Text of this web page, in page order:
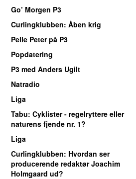
Go’ Morgen P3
Curlingklubben: Åben krig
Pelle Peter på P3
Popdatering
P3 med Anders Ugilt
Natradio
Liga
Tabu: Cyklister - regelryttere eller
naturens fjende nr. 1?
Liga
Curlingklubben: Hvordan ser
producerende redaktør Joachim
Holmgaard ud?